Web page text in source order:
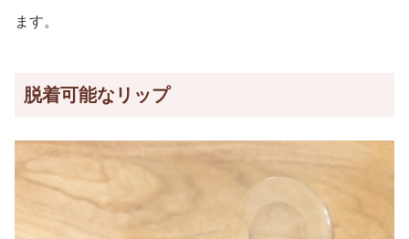
ます。
脱着可能なリップ